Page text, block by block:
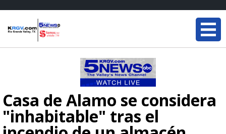
Casa de Álamo se considera
"inhabitable" tras el